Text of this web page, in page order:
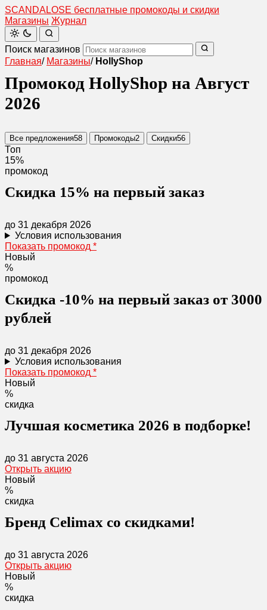
SCANDALOSE бесплатные промокоды и скидки
Магазины Журнал
Поиск магазинов
Главная/ Магазины/ HollyShop
Промокод HollyShop на Август
2026
Все предложения58 Промокоды2 Скидки56
Топ
15%
промокод
Скидка 15% на первый заказ
до 31 декабря 2026
Условия использования
Показать промокод *
Новый
%
промокод
Скидка -10% на первый заказ от 3000
рублей
до 31 декабря 2026
Условия использования
Показать промокод *
Новый
%
скидка
Лучшая косметика 2026 в подборке!
до 31 августа 2026
Открыть акцию
Новый
%
скидка
Бренд Celimax со скидками!
до 31 августа 2026
Открыть акцию
Новый
%
скидка